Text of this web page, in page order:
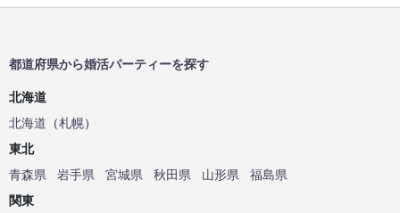
都道府県から婚活パーティーを探す
北海道
北海道 （札幌）
東北
青森県
岩手県 宮城県 秋田県 山形県
福島県
関東